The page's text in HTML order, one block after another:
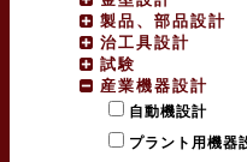
製品、部品設計
治工具設計
試験
産業機器設計
自動機設計
プラント用機器